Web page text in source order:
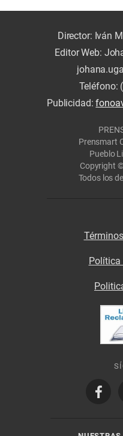
Director: Iván
Editor Web:
Teléfono:
Publicidad:
Prensmart
Pueblo
Copyright
Todos los
Política